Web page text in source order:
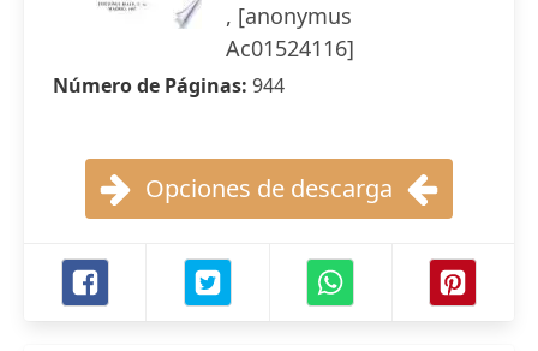
, [anonymus
Ac01524116]
Número de Páginas: 944
Opciones de descarga